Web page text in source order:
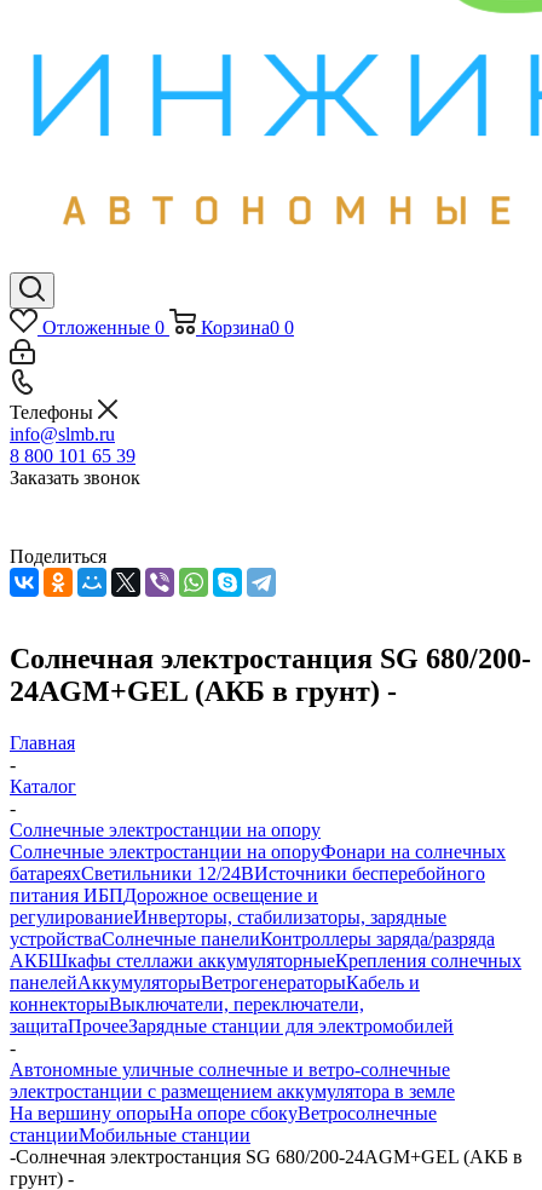
Отложенные 0 Корзина0 0
Телефоны
info@slmb.ru
8 800 101 65 39
Заказать звонок
Поделиться
Солнечная электростанция SG 680/200-
24AGM+GEL (АКБ в грунт) -
Главная
-
Каталог
-
Солнечные электростанции на опору
Солнечные электростанции на опоруФонари на солнечных
батареяхСветильники 12/24ВИсточники бесперебойного
питания ИБПДорожное освещение и
регулированиеИнверторы, стабилизаторы, зарядные
устройстваСолнечные панелиКонтроллеры заряда/разряда
АКБШкафы стеллажи аккумуляторныеКрепления солнечных
панелейАккумуляторыВетрогенераторыКабель и
коннекторыВыключатели, переключатели,
защитаПрочееЗарядные станции для электромобилей
-
Автономные уличные солнечные и ветро-солнечные
электростанции с размещением аккумулятора в земле
На вершину опорыНа опоре сбокуВетросолнечные
станцииМобильные станции
-Солнечная электростанция SG 680/200-24AGM+GEL (АКБ в
грунт) -